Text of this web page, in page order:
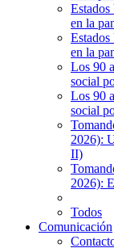
en la
en la
Los 90
social
Los 90
social
2026):
II)
2026):
Todos
Comunicación